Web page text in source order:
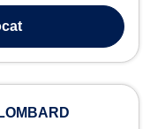
du principe de